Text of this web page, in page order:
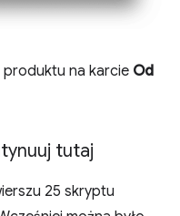
produktu na karcie Od
tutaj
25 skryptu